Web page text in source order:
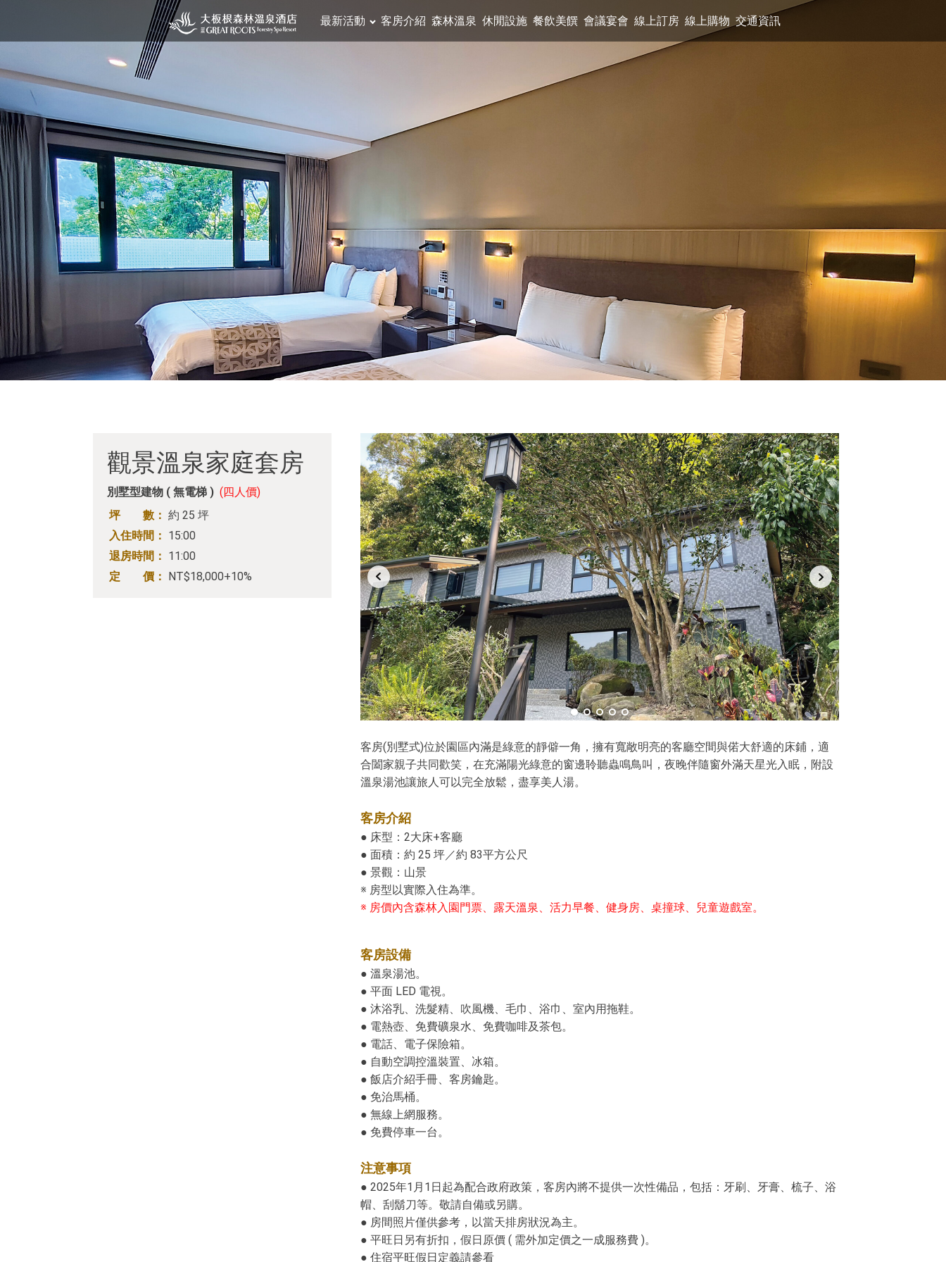
最新活動 客房介紹 森林溫泉 休閒設施 餐飲美饌 會議宴會 線上訂房 線上購物 交通資訊
觀景溫泉家庭套房
別墅型建物 ( 無電梯 ) (四人價)
坪 數： 約 25 坪
入住時間： 15:00
退房時間： 11:00
定 價： NT$18,000+10%
客房(別墅式)位於園區內滿是綠意的靜僻一角，擁有寬敞明亮的客廳空間與偌大舒適的床鋪，適
合闔家親子共同歡笑，在充滿陽光綠意的窗邊聆聽蟲鳴鳥叫，夜晚伴隨窗外滿天星光入眠，附設
溫泉湯池讓旅人可以完全放鬆，盡享美人湯。
客房介紹
● 床型：2大床+客廳
● 面積：約 25 坪／約 83平方公尺
● 景觀：山景
※ 房型以實際入住為準。
※ 房價內含森林入園門票、露天溫泉、活力早餐、健身房、桌撞球、兒童遊戲室。
客房設備
● 溫泉湯池。
● 平面 LED 電視。
● 沐浴乳、洗髮精、吹風機、毛巾、浴巾、室內用拖鞋。
● 電熱壺、免費礦泉水、免費咖啡及茶包。
● 電話、電子保險箱。
● 自動空調控溫裝置、冰箱。
● 飯店介紹手冊、客房鑰匙。
● 免治馬桶。
● 無線上網服務。
● 免費停車一台。
注意事項
● 2025年1月1日起為配合政府政策，客房內將不提供一次性備品，包括：牙刷、牙膏、梳子、浴
帽、刮鬍刀等。敬請自備或另購。
● 房間照片僅供參考，以當天排房狀況為主。
● 平旺日另有折扣，假日原價 ( 需外加定價之一成服務費 )。
● 住宿平旺假日定義請參看